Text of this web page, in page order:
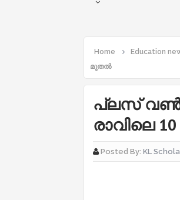
Home Education
മുതല്‍
പ്ലസ് വണ്‍
രാവിലെ
Posted By: KL